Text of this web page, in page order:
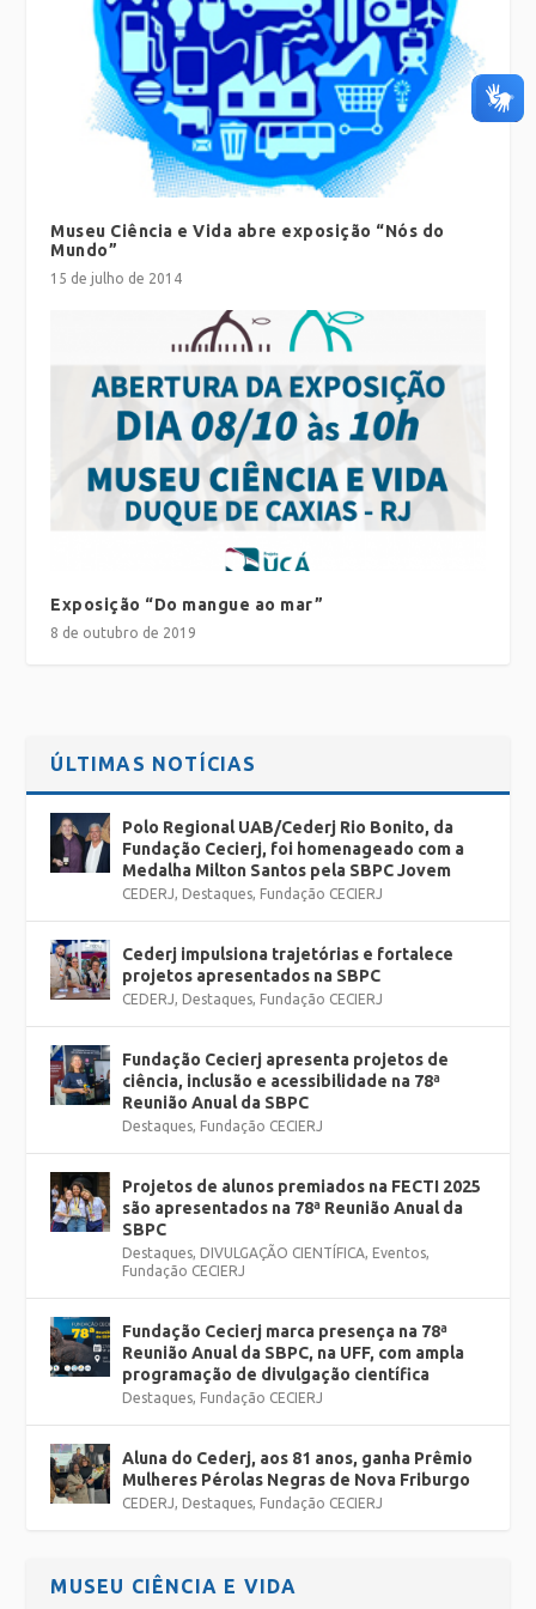
Museu Ciência e Vida abre exposição “Nós do
Mundo”
15 de julho de 2014
Exposição “Do mangue ao mar”
8 de outubro de 2019
ÚLTIMAS NOTÍCIAS
Polo Regional UAB/Cederj Rio Bonito, da
Fundação Cecierj, foi homenageado com a
Medalha Milton Santos pela SBPC Jovem
CEDERJ, Destaques, Fundação CECIERJ
Cederj impulsiona trajetórias e fortalece
projetos apresentados na SBPC
CEDERJ, Destaques, Fundação CECIERJ
Fundação Cecierj apresenta projetos de
ciência, inclusão e acessibilidade na 78ª
Reunião Anual da SBPC
Destaques, Fundação CECIERJ
Projetos de alunos premiados na FECTI 2025
são apresentados na 78ª Reunião Anual da
SBPC
Destaques, DIVULGAÇÃO CIENTÍFICA, Eventos,
Fundação CECIERJ
Fundação Cecierj marca presença na 78ª
Reunião Anual da SBPC, na UFF, com ampla
programação de divulgação científica
Destaques, Fundação CECIERJ
Aluna do Cederj, aos 81 anos, ganha Prêmio
Mulheres Pérolas Negras de Nova Friburgo
CEDERJ, Destaques, Fundação CECIERJ
MUSEU CIÊNCIA E VIDA